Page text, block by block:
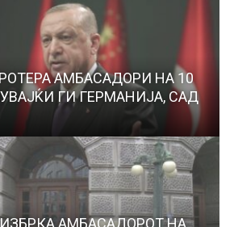
АМБАСАДОРИ НА 10
ГИ ГЕРМАНИЈА, САД
АМБАСАДОРОТ НА